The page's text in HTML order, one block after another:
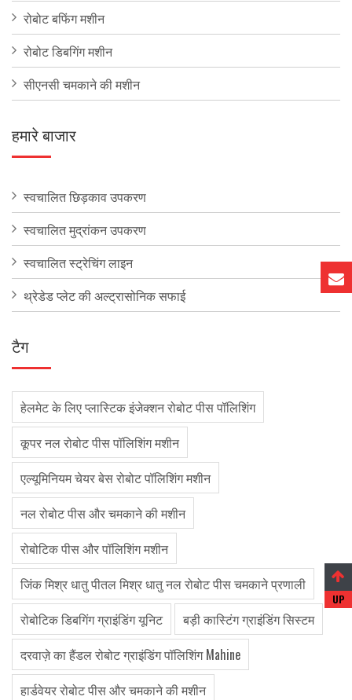
रोबोट बफिंग मशीन
रोबोट डिबगिंग मशीन
सीएनसी चमकाने की मशीन
हमारे बाजार
स्वचालित छिड़काव उपकरण
स्वचालित मुद्रांकन उपकरण
स्वचालित स्ट्रेचिंग लाइन
थ्रेडेड प्लेट की अल्ट्रासोनिक सफाई
टैग
हेलमेट के लिए प्लास्टिक इंजेक्शन रोबोट पीस पॉलिशिंग
कूपर नल रोबोट पीस पॉलिशिंग मशीन
एल्यूमिनियम चेयर बेस रोबोट पॉलिशिंग मशीन
नल रोबोट पीस और चमकाने की मशीन
रोबोटिक पीस और पॉलिशिंग मशीन
जिंक मिश्र धातु पीतल मिश्र धातु नल रोबोट पीस चमकाने प्रणाली
रोबोटिक डिबगिंग ग्राइंडिंग यूनिट
बड़ी कास्टिंग ग्राइंडिंग सिस्टम
दरवाज़े का हैंडल रोबोट ग्राइंडिंग पॉलिशिंग Mahine
हार्डवेयर रोबोट पीस और चमकाने की मशीन